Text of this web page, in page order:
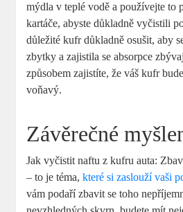
mýdla v teplé vodě a používejte to
kartáče, abyste důkladně vyčistili
důležité kufr důkladně osušit, aby
zbytky a zajistila se absorpce
způsobem zajistíte, že váš kufr
voňavý.
Závěrečné
Jak vyčistit naftu z kufru auta:
– to je téma,které si zaslouží vaši
vám podaří zbavit se toho